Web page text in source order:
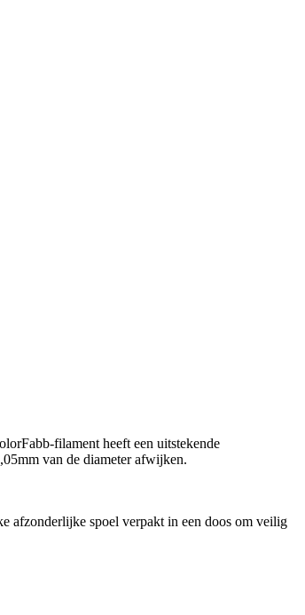
filament heeft een uitstekende
van de diameter afwijken.
afzonderlijke spoel verpakt in een doos om veilig